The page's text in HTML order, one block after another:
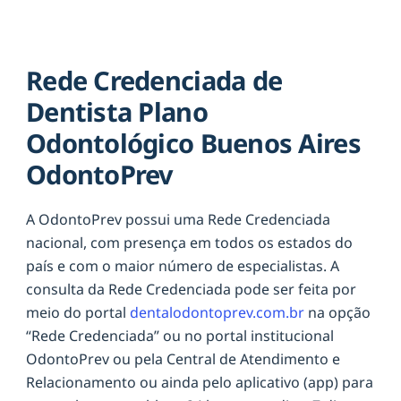
Rede Credenciada de
Dentista Plano
Odontológico Buenos Aires
OdontoPrev
A OdontoPrev possui uma Rede Credenciada
nacional, com presença em todos os estados do
país e com o maior número de especialistas. A
consulta da Rede Credenciada pode ser feita por
meio do portal dentalodontoprev.com.br na opção
“Rede Credenciada” ou no portal institucional
OdontoPrev ou pela Central de Atendimento e
Relacionamento ou ainda pelo aplicativo (app) para